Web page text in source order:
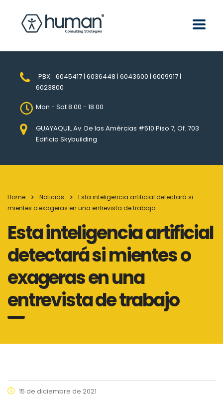
PBX: 6045417 | 6036448 | 6043600 | 6009917 |
6023800
Mon - Sat 8.00 - 18.00
GUAYAQUIL Av. De las Amércias #510 Piso 7, Of. 703
Edificio Skybuilding
Home Noticias
Esta inteligencia artificial detectará si
mientes o exageras en una entrevista de trabajo
Esta inteligencia artificial
detectará si mientes o
exageras en una
entrevista de trabajo
15 de diciembre de 2021